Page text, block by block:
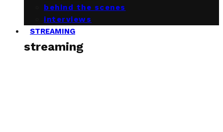
behind the scenes
interviews
STREAMING
streaming